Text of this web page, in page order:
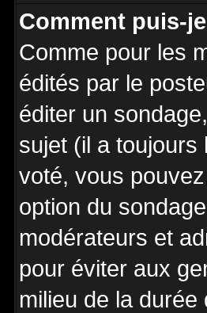
Comment puis-
Comme pour les
édités par le
éditer un
sujet (il a
voté, vous
option du
modérateurs et
pour éviter aux
milieu de la durée